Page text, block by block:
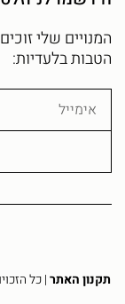
המנויים שלי
הטבות בלעדיות:
אימייל
תקנון האתר| כל